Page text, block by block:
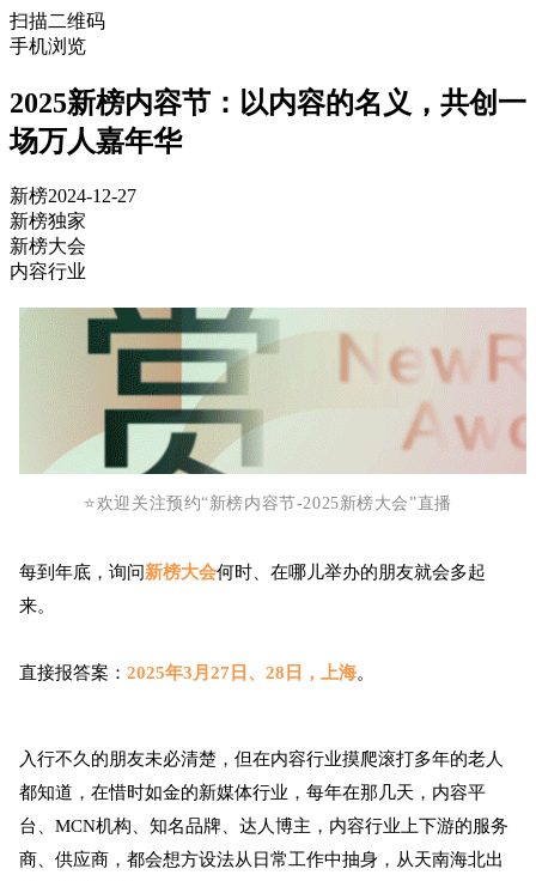
扫描二维码
手机浏览
2025新榜内容节：以内容的名义，共创一
场万人嘉年华
新榜2024-12-27
新榜独家
新榜大会
内容行业
⭐️欢迎关注预约“新榜内容节-2025新榜大会”直播
每到年底，询问新榜大会何时、在哪儿举办的朋友就会多起
来。
直接报答案： 2025年3月27日、28日，上海。
入行不久的朋友未必清楚，但在内容行业摸爬滚打多年的老人
都知道，在惜时如金的新媒体行业，每年在那几天，内容平
台、MCN机构、知名品牌、达人博主，内容行业上下游的服务
商、供应商，都会想方设法从日常工作中抽身，从天南海北出